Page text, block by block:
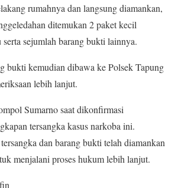
rumahnya dan langsung diamankan,
ditemukan 2 paket kecil
sejumlah barang bukti lainnya.
bukti kemudian dibawa ke Polsek Tapung
lebih lanjut.
Sumarno saat dikonfirmasi
tersangka kasus narkoba ini.
dan barang bukti telah diamankan
menjalani proses hukum lebih lanjut.